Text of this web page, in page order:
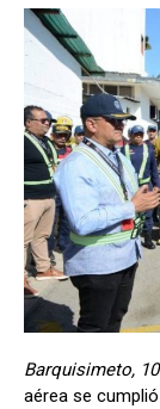
Barquisimeto,
aérea se